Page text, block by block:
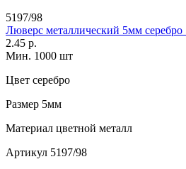
5197/98
Люверс металлический 5мм серебро
2.45 р.
Мин. 1000 шт
Цвет серебро
Размер 5мм
Материал цветной металл
Артикул 5197/98